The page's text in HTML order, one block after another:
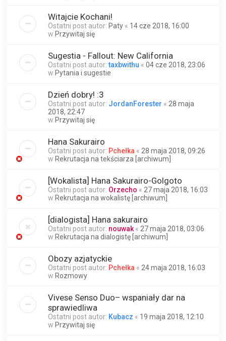
Witajcie Kochani!
Ostatni post autor: Paty « 14 cze 2018, 16:00
w Przywitaj się
Sugestia - Fallout: New California
Ostatni post autor:taxbwithu « 04 cze 2018, 23:06
w Pytania i sugestie
Dzień dobry! :3
Ostatni post autor: JordanForester « 28 maja
2018, 22:47
w Przywitaj się
Hana Sakurairo
Ostatni post autor: Pchełka « 28 maja 2018, 09:26
w Rekrutacja na tekściarza [archiwum]
[Wokalista] Hana Sakurairo-Golgoto
Ostatni post autor: Orzecho « 27 maja 2018, 16:03
w Rekrutacja na wokalistę [archiwum]
[dialogista] Hana sakurairo
Ostatni post autor: nouwak« 27 maja 2018, 03:06
w Rekrutacja na dialogistę [archiwum]
Obozy azjatyckie
Ostatni post autor: Pchełka « 24 maja 2018, 16:03
w Rozmowy
Vivese Senso Duo– wspaniały dar na
sprawiedliwa
Ostatni post autor: Kubacz « 19 maja 2018, 12:10
w Przywitaj się